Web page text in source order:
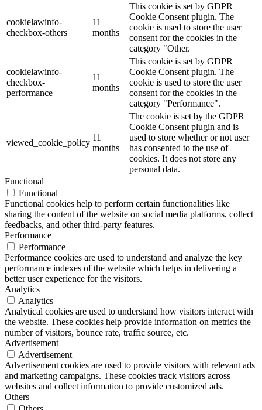
cookielawinfo-
checkbox-others
11
months
This cookie is set by GDPR
Cookie Consent plugin. The
cookie is used to store the user
consent for the cookies in the
category "Other.
cookielawinfo-
checkbox-
performance
11
months
This cookie is set by GDPR
Cookie Consent plugin. The
cookie is used to store the user
consent for the cookies in the
category "Performance".
viewed_cookie_policy
11
months
The cookie is set by the GDPR
Cookie Consent plugin and is
used to store whether or not user
has consented to the use of
cookies. It does not store any
personal data.
Functional
Functional
Functional cookies help to perform certain functionalities like
sharing the content of the website on social media platforms, collect
feedbacks, and other third-party features.
Performance
Performance
Performance cookies are used to understand and analyze the key
performance indexes of the website which helps in delivering a
better user experience for the visitors.
Analytics
Analytics
Analytical cookies are used to understand how visitors interact with
the website. These cookies help provide information on metrics the
number of visitors, bounce rate, traffic source, etc.
Advertisement
Advertisement
Advertisement cookies are used to provide visitors with relevant ads
and marketing campaigns. These cookies track visitors across
websites and collect information to provide customized ads.
Others